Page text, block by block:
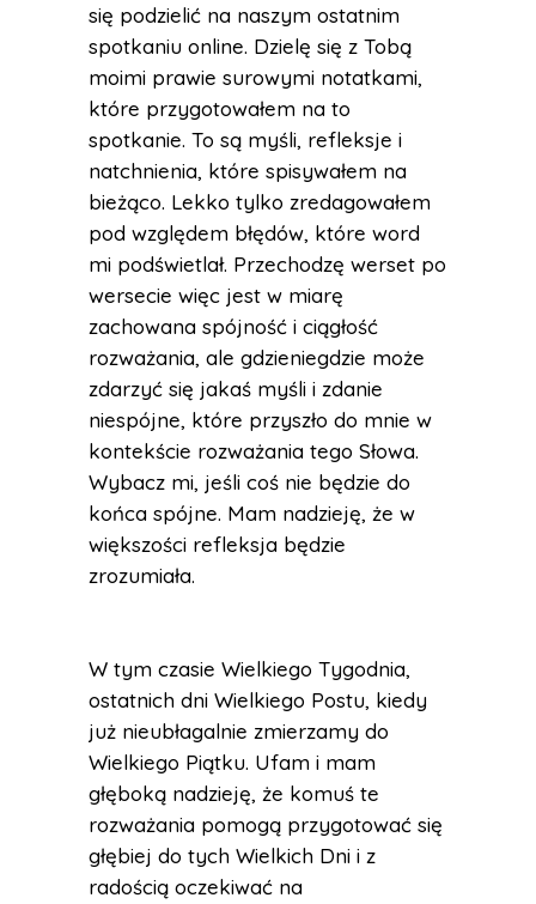
się podzielić na naszym ostatnim
spotkaniu online. Dzielę się z Tobą
moimi prawie surowymi notatkami,
które przygotowałem na to
spotkanie. To są myśli, refleksje i
natchnienia, które spisywałem na
bieżąco. Lekko tylko zredagowałem
pod względem błędów, które word
mi podświetlał. Przechodzę werset po
wersecie więc jest w miarę
zachowana spójność i ciągłość
rozważania, ale gdzieniegdzie może
zdarzyć się jakaś myśli i zdanie
niespójne, które przyszło do mnie w
kontekście rozważania tego Słowa.
Wybacz mi, jeśli coś nie będzie do
końca spójne. Mam nadzieję, że w
większości refleksja będzie
zrozumiała.
W tym czasie Wielkiego Tygodnia,
ostatnich dni Wielkiego Postu, kiedy
już nieubłagalnie zmierzamy do
Wielkiego Piątku. Ufam i mam
głęboką nadzieję, że komuś te
rozważania pomogą przygotować się
głębiej do tych Wielkich Dni i z
radością oczekiwać na